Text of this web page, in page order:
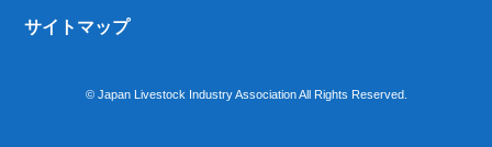
サイトマップ
© Japan Livestock Industry Association All Rights Reserved.